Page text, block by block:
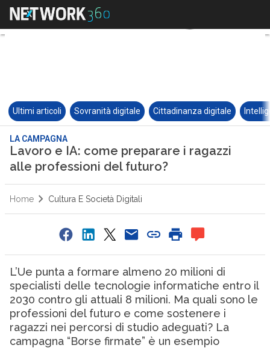
Ultimi articoli Sovranità digitale Cittadinanza digitale
LA CAMPAGNA
Lavoro e IA: come preparare i ragazzi
alle professioni del futuro?
Home Cultura E Società Digitali
L’Ue punta a formare almeno 20 milioni di
specialisti delle tecnologie informatiche entro il
2030 contro gli attuali 8 milioni. Ma quali sono le
professioni del futuro e come sostenere i
ragazzi nei percorsi di studio adeguati? La
campagna “Borse firmate” è un esempio